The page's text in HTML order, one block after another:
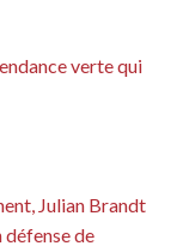
verte qui
Julian Brandt
défense de